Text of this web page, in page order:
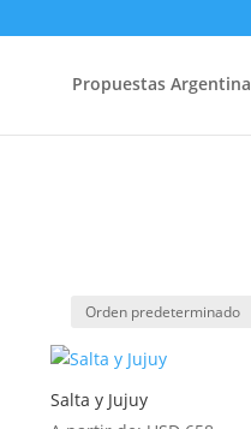
Propuestas Argentina
Salta y Jujuy